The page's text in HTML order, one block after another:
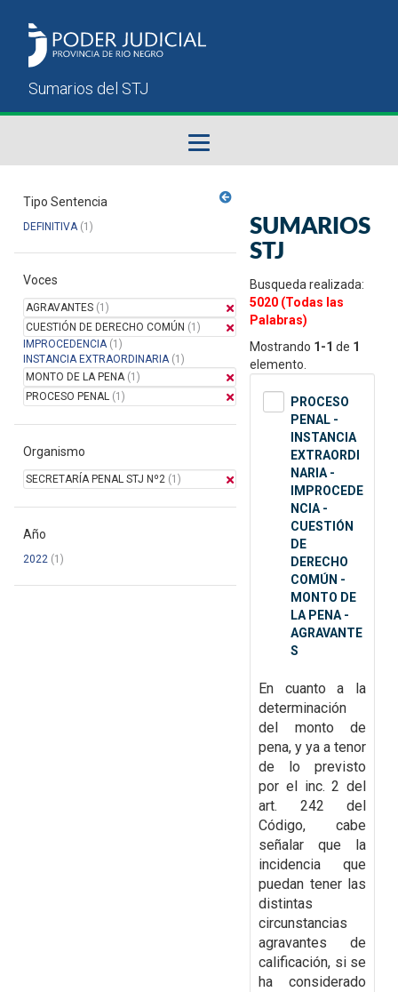
Sumarios del STJ
Manual del Usuario
Tipo Sentencia
DEFINITIVA(1)
Voces
AGRAVANTES (1)
CUESTIÓN DE DERECHO COMÚN (1)
IMPROCEDENCIA(1)
INSTANCIA EXTRAORDINARIA(1)
MONTO DE LA PENA(1)
PROCESO PENAL (1)
Organismo
SECRETARÍA PENAL STJ Nº2 (1)
Año
2022 (1)
SUMARIOS
STJ
Busqueda realizada:
5020 (Todas las
Palabras)
Mostrando 1-1 de 1
elemento.
PROCESO
PENAL -
INSTANCIA
EXTRAORDI
NARIA -
IMPROCEDE
NCIA -
CUESTIÓN
DE
DERECHO
COMÚN -
MONTO DE
LA PENA -
AGRAVANTE
S
En cuanto a la
determinación
del monto de
pena, y ya a tenor
de lo previsto
por el inc. 2 del
art. 242 del
Código, cabe
señalar que la
incidencia que
puedan tener las
distintas
circunstancias
agravantes de
calificación, si se
ha considerado